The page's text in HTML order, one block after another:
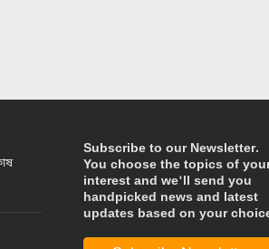
Subscribe to our Newsletter.
You choose the topics of your
interest and we'll send you
handpicked news and latest
updates based on your choice.